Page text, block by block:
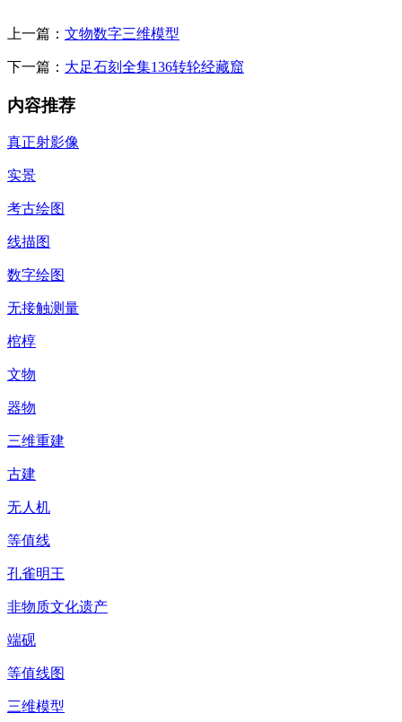
上一篇： 文物数字三维模型
下一篇： 大足石刻全集136转轮经藏窟
内容推荐
真正射影像
实景
考古绘图
线描图
数字绘图
无接触测量
棺椁
文物
器物
三维重建
古建
无人机
等值线
孔雀明王
非物质文化遗产
端砚
等值线图
三维模型